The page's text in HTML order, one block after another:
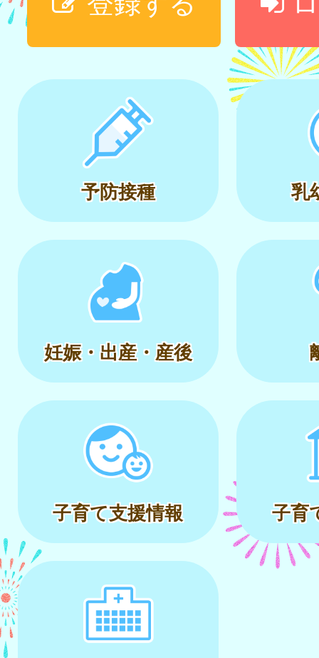
予防接種 乳
妊娠・出産・産後
子育て支援情報 子育